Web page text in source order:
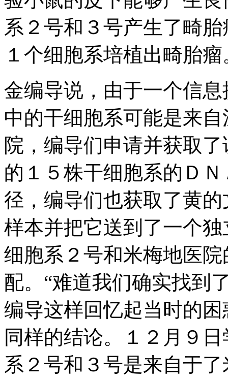
系２号和３号产生了畸
１个细胞系培植出畸胎
金编导说，由于一个信
中的干细胞系可能是来
院，编导们申请并获取
的１５株干细胞系的Ｄ
径，编导们也获取了黄
样本并把它送到了一个
细胞系２号和米梅地医
配。“难道我们确实找到
编导这样回忆起当时的
同样的结论。１２月９
系２号和３号是来自于